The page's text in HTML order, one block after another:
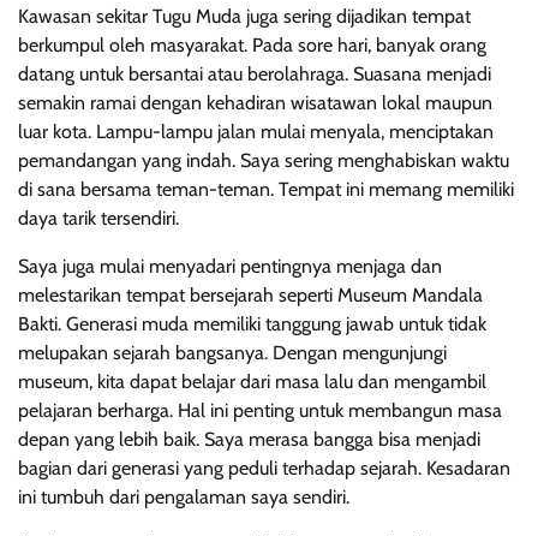
Kawasan sekitar Tugu Muda juga sering dijadikan tempat
berkumpul oleh masyarakat. Pada sore hari, banyak orang
datang untuk bersantai atau berolahraga. Suasana menjadi
semakin ramai dengan kehadiran wisatawan lokal maupun
luar kota. Lampu-lampu jalan mulai menyala, menciptakan
pemandangan yang indah. Saya sering menghabiskan waktu
di sana bersama teman-teman. Tempat ini memang memiliki
daya tarik tersendiri.
Saya juga mulai menyadari pentingnya menjaga dan
melestarikan tempat bersejarah seperti Museum Mandala
Bakti. Generasi muda memiliki tanggung jawab untuk tidak
melupakan sejarah bangsanya. Dengan mengunjungi
museum, kita dapat belajar dari masa lalu dan mengambil
pelajaran berharga. Hal ini penting untuk membangun masa
depan yang lebih baik. Saya merasa bangga bisa menjadi
bagian dari generasi yang peduli terhadap sejarah. Kesadaran
ini tumbuh dari pengalaman saya sendiri.